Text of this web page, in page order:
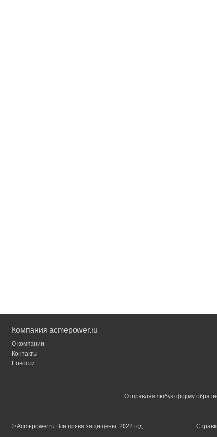
Компания acmepower.ru
О компании
Контакты
Новости
Отправляя любую форму
© Acmepower.ru Все права защищены. 2022 год